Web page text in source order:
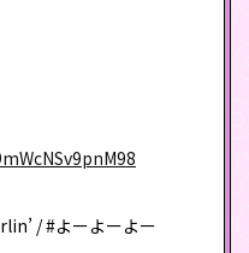
/ #よーよーよー